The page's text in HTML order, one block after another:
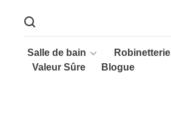
Salle de bain Robinetterie
Valeur Sûre
Blogue